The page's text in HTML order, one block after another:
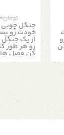
تومان
جنگل چوبی
خودت رو
از یک
رو هر طور
کن فصل
خاص چوبی
قلمو
رنگی که
رویایی بدی
تمامی
رنگ بدنه